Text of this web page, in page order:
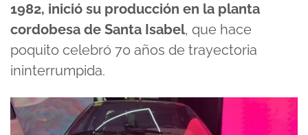
1982, inició su producción en la planta
cordobesa de Santa Isabel, que hace
poquito celebró 70 años de trayectoria
ininterrumpida.